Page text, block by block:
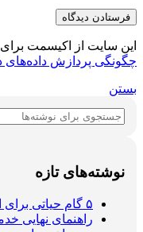
این سایت از اکیسمت
چگونگی پردازش داده‌های
بستن
نوشته‌های تازه
۵ گام حیاتی برای انتخاب و نصب تجهیزات ویپ پیشرفته
راهنمای نهایی